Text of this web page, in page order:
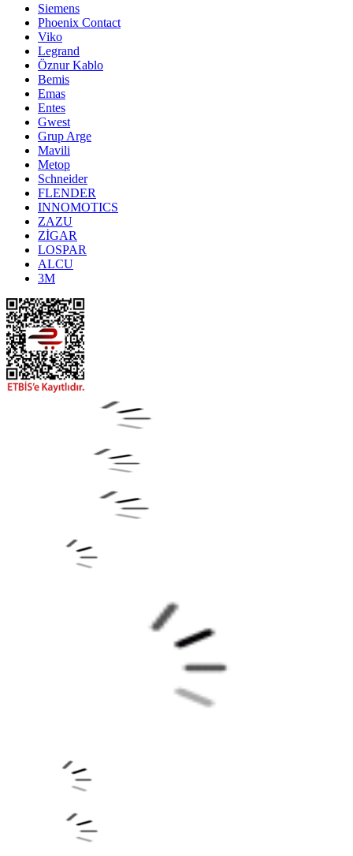
Siemens
Phoenix Contact
Viko
Legrand
Öznur Kablo
Bemis
Emas
Entes
Gwest
Grup Arge
Mavili
Metop
Schneider
FLENDER
INNOMOTICS
ZAZU
ZİGAR
LOSPAR
ALCU
3M